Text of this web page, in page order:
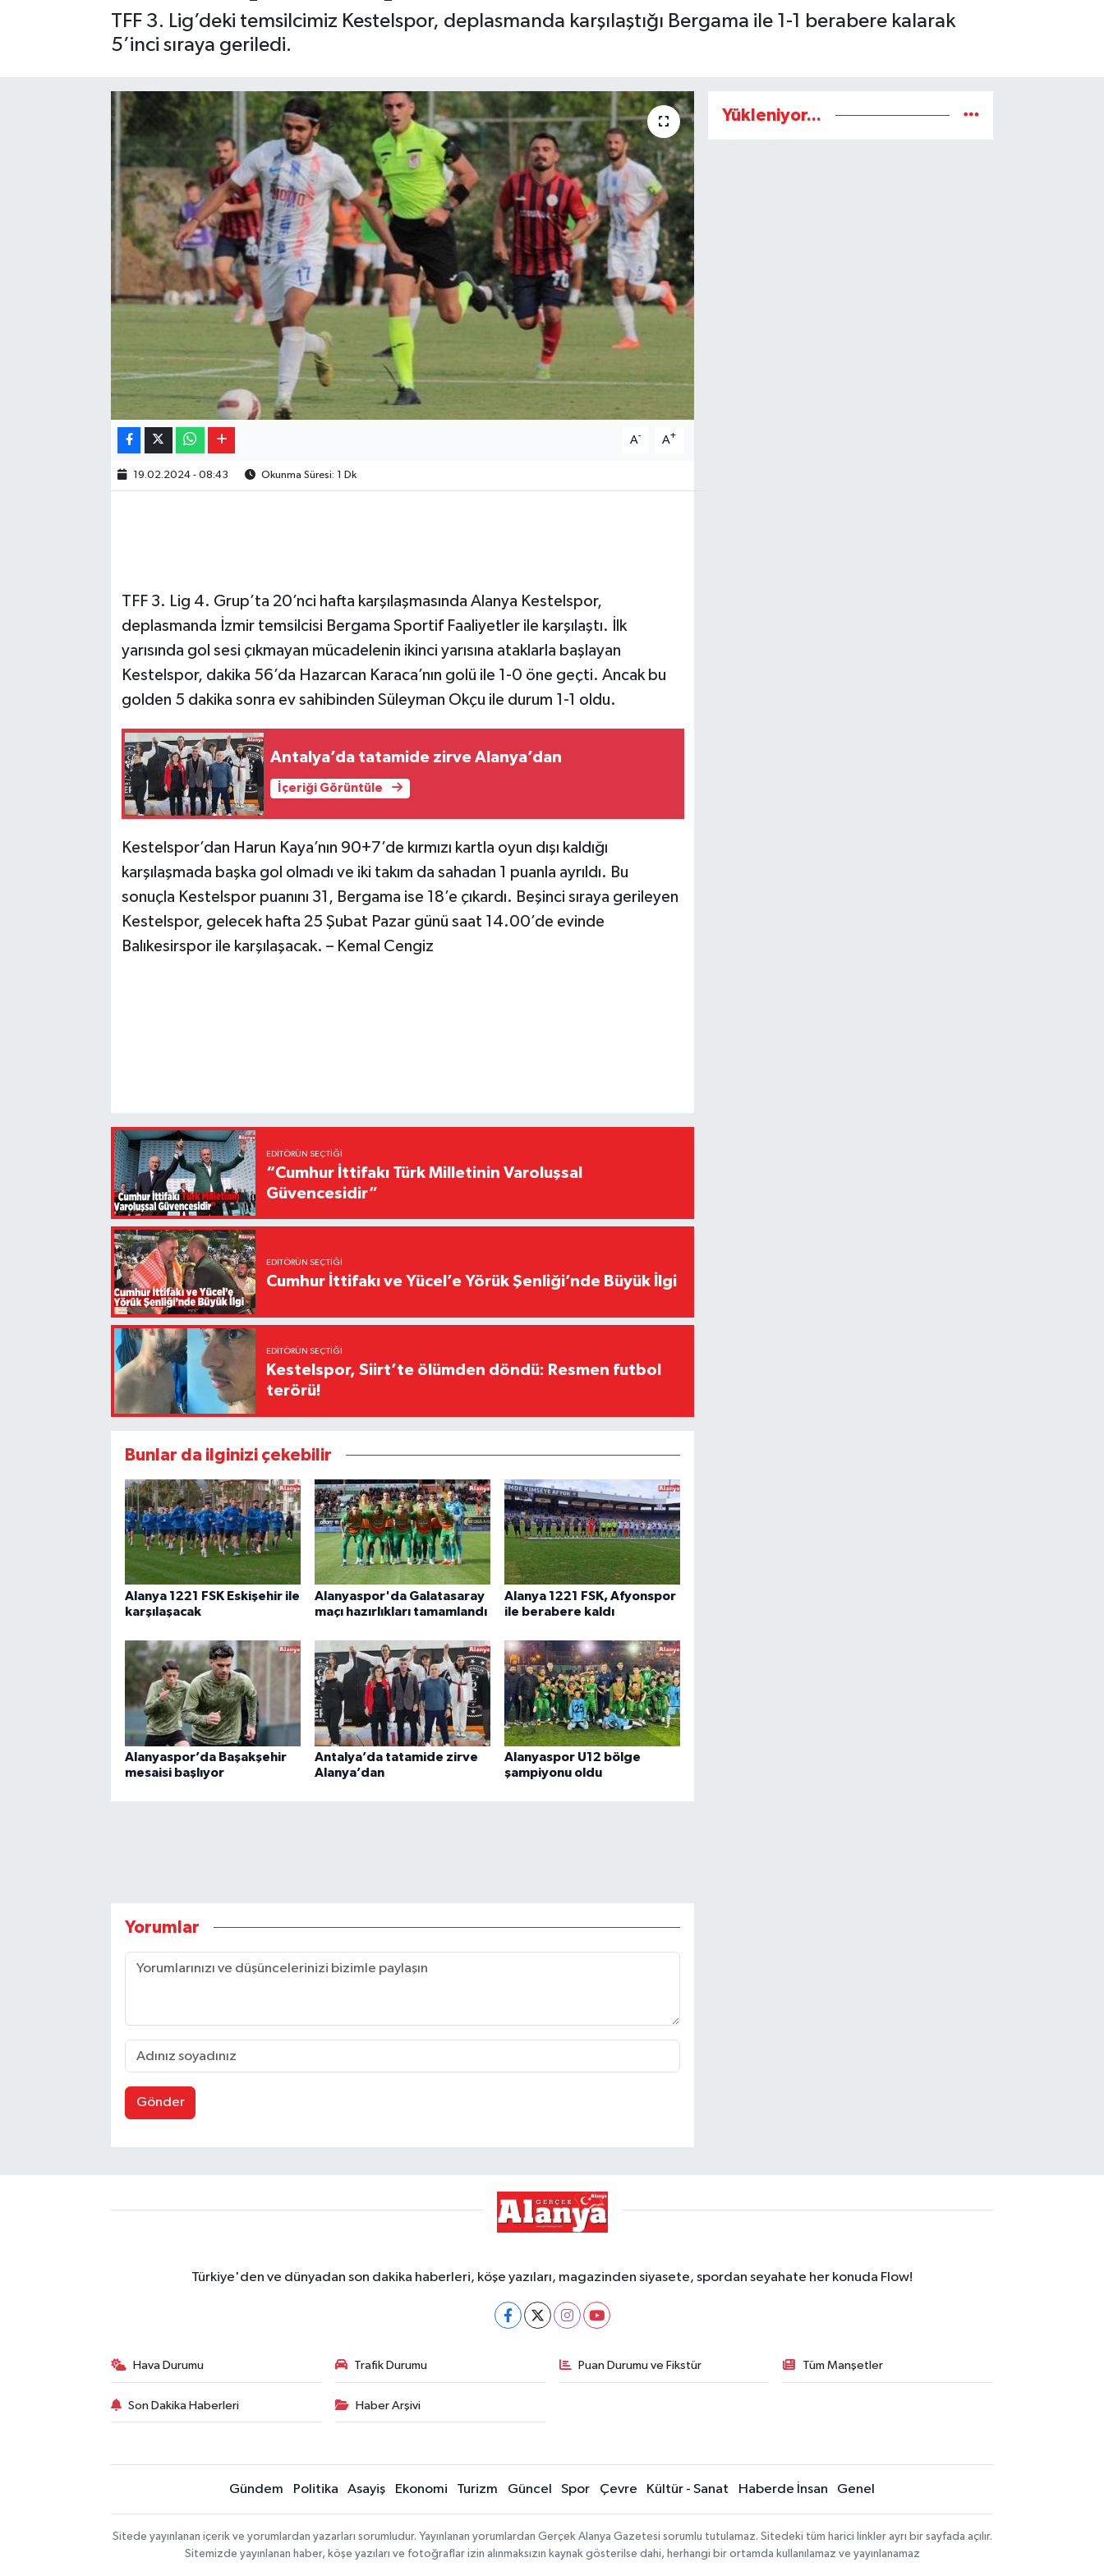
TFF 3. Lig’deki temsilcimiz Kestelspor, deplasmanda karşılaştığı Bergama ile 1-1 berabere kalarak
5’inci sıraya geriledi.
A- A+
19.02.2024 - 08:43 Okunma Süresi: 1 Dk
TFF 3. Lig 4. Grup’ta 20’nci hafta karşılaşmasında Alanya Kestelspor,
deplasmanda İzmir temsilcisi Bergama Sportif Faaliyetler ile karşılaştı. İlk
yarısında gol sesi çıkmayan mücadelenin ikinci yarısına ataklarla başlayan
Kestelspor, dakika 56’da Hazarcan Karaca’nın golü ile 1-0 öne geçti. Ancak bu
golden 5 dakika sonra ev sahibinden Süleyman Okçu ile durum 1-1 oldu.
Antalya’da tatamide zirve Alanya’dan
İçeriği Görüntüle
Kestelspor’dan Harun Kaya’nın 90+7’de kırmızı kartla oyun dışı kaldığı
karşılaşmada başka gol olmadı ve iki takım da sahadan 1 puanla ayrıldı. Bu
sonuçla Kestelspor puanını 31, Bergama ise 18’e çıkardı. Beşinci sıraya gerileyen
Kestelspor, gelecek hafta 25 Şubat Pazar günü saat 14.00’de evinde
Balıkesirspor ile karşılaşacak. – Kemal Cengiz
EDITÖRÜN SEÇTIĞI
“Cumhur İttifakı Türk Milletinin Varoluşsal
Güvencesidir”
EDITÖRÜN SEÇTIĞI
Cumhur İttifakı ve Yücel’e Yörük Şenliği’nde Büyük İlgi
EDITÖRÜN SEÇTIĞI
Kestelspor, Siirt’te ölümden döndü: Resmen futbol
terörü!
Bunlar da ilginizi çekebilir
Alanya 1221 FSK Eskişehir ile
karşılaşacak
Alanyaspor'da Galatasaray
maçı hazırlıkları tamamlandı
Alanya 1221 FSK, Afyonspor
ile berabere kaldı
Alanyaspor’da Başakşehir
mesaisi başlıyor
Antalya’da tatamide zirve
Alanya’dan
Alanyaspor U12 bölge
şampiyonu oldu
Yorumlar
Gönder
Yükleniyor...
Türkiye'den ve dünyadan son dakika haberleri, köşe yazıları, magazinden siyasete, spordan seyahate her konuda Flow!
Hava Durumu Trafik Durumu Puan Durumu ve Fikstür Tüm Manşetler
Son Dakika Haberleri Haber Arşivi
Gündem Politika Asayiş Ekonomi Turizm Güncel Spor Çevre Kültür - Sanat Haberde İnsan Genel
Sitede yayınlanan içerik ve yorumlardan yazarları sorumludur. Yayınlanan yorumlardan Gerçek Alanya Gazetesi sorumlu tutulamaz. Sitedeki tüm harici linkler ayrı bir sayfada açılır.
Sitemizde yayınlanan haber, köşe yazıları ve fotoğraflar izin alınmaksızın kaynak gösterilse dahi, herhangi bir ortamda kullanılamaz ve yayınlanamaz
Gizlilik İlkeleri - Privacy Policy